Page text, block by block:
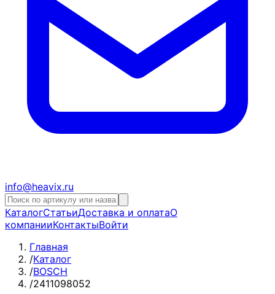
info@heavix.ru
КаталогСтатьиДоставка и оплатаО
компанииКонтактыВойти
Главная
/Каталог
/BOSCH
/2411098052